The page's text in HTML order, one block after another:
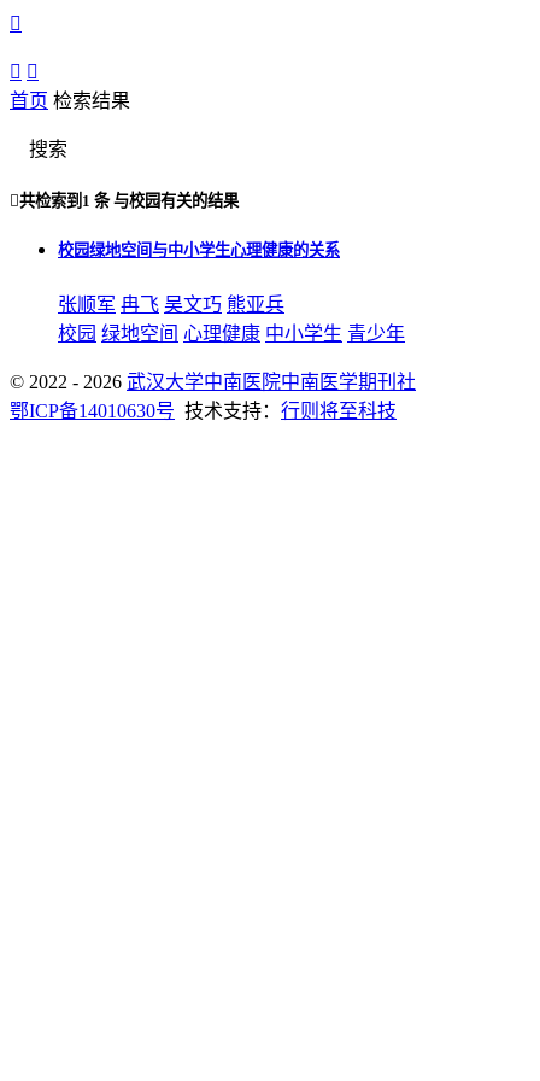

 
首页 检索结果
搜索
共检索到 1 条与校园有关的结果
校园绿地空间与中小学生心理健康的关系
张顺军 冉飞 吴文巧 熊亚兵
校园 绿地空间 心理健康 中小学生 青少年
© 2022 - 2026 武汉大学中南医院中南医学期刊社
鄂ICP备14010630号 技术支持： 行则将至科技